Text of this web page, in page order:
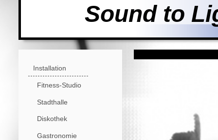
Sound to
Installation
Fitness-Studio
Stadthalle
Diskothek
Gastronomie